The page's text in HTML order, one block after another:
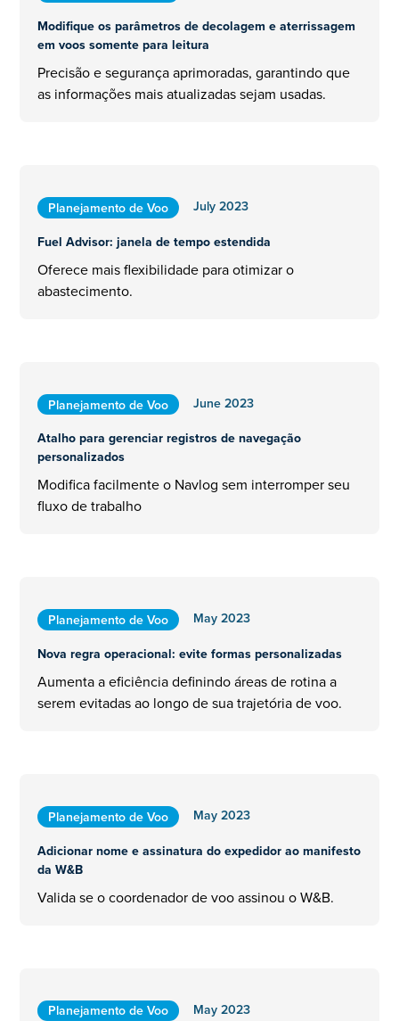
Modifique os parâmetros de decolagem e aterrissagem
em voos somente para leitura
Precisão e segurança aprimoradas, garantindo que
as informações mais atualizadas sejam usadas.
Planejamento de Voo
July 2023
Fuel Advisor: janela de tempo estendida
Oferece mais flexibilidade para otimizar o
abastecimento.
Planejamento de Voo
June 2023
Atalho para gerenciar registros de navegação
personalizados
Modifica facilmente o Navlog sem interromper seu
fluxo de trabalho
Planejamento de Voo
May 2023
Nova regra operacional: evite formas personalizadas
Aumenta a eficiência definindo áreas de rotina a
serem evitadas ao longo de sua trajetória de voo.
Planejamento de Voo
May 2023
Adicionar nome e assinatura do expedidor ao manifesto
da W&B
Valida se o coordenador de voo assinou o W&B.
Planejamento de Voo
May 2023